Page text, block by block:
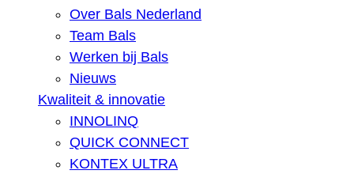
Over Bals Nederland
Team Bals
Werken bij Bals
Nieuws
Kwaliteit & innovatie
INNOLINQ
QUICK CONNECT
KONTEX ULTRA